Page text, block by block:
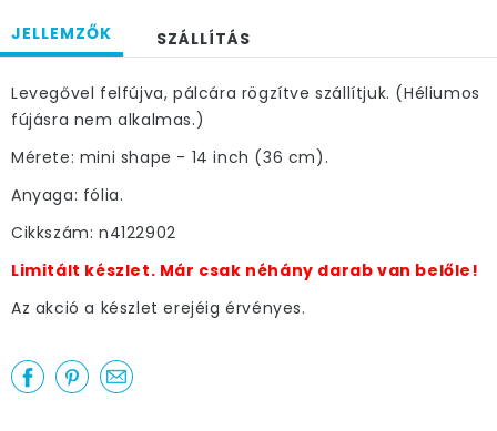
JELLEMZŐK SZÁLLÍTÁS
Levegővel felfújva, pálcára rögzítve szállítjuk. (Héliumos
fújásra nem alkalmas.)
Mérete: mini shape - 14 inch (36 cm).
Anyaga: fólia.
Cikkszám: n4122902
Limitált készlet. Már csak néhány darab van belőle!
Az akció a készlet erejéig érvényes.